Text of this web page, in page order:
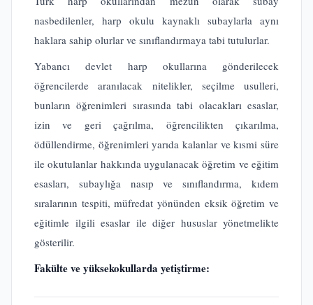
nasbedilenler, harp okulu kaynaklı subaylarla aynı
haklara sahip olurlar ve sınıflandırmaya tabi tutulurlar.
Yabancı devlet harp okullarına gönderilecek
öğrencilerde aranılacak nitelikler, seçilme usulleri,
bunların öğrenimleri sırasında tabi olacakları esaslar,
izin ve geri çağrılma, öğrencilikten çıkarılma,
ödüllendirme, öğrenimleri yarıda kalanlar ve kısmi süre
ile okutulanlar hakkında uygulanacak öğretim ve eğitim
esasları, subaylığa nasıp ve sınıflandırma, kıdem
sıralarının tespiti, müfredat yönünden eksik öğretim ve
eğitimle ilgili esaslar ile diğer hususlar yönetmelikte
gösterilir.
Fakülte ve yüksekokullarda yetiştirme: